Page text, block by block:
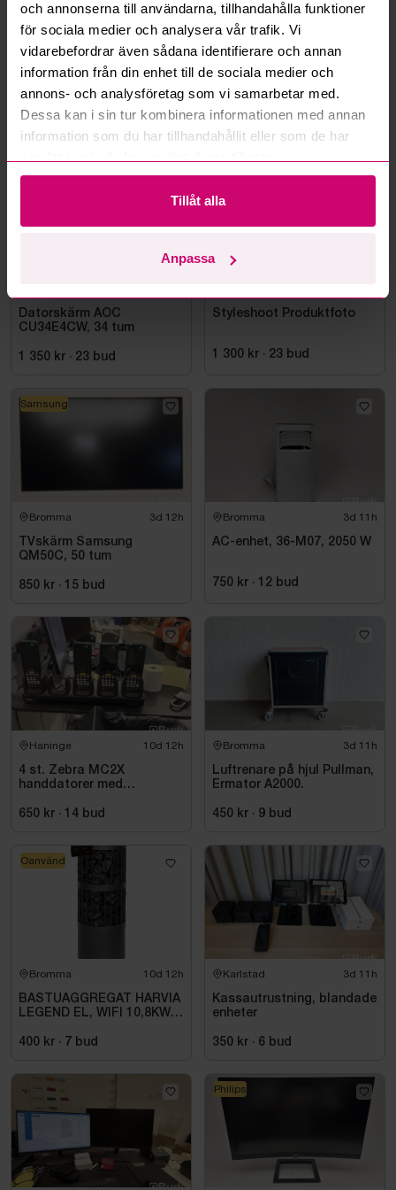
och annonserna till användarna, tillhandahålla funktioner
för sociala medier och analysera vår trafik. Vi
vidarebefordrar även sådana identifierare och annan
information från din enhet till de sociala medier och
annons- och analysföretag som vi samarbetar med.
Dessa kan i sin tur kombinera informationen med annan
information som du har tillhandahållit eller som de har
Tillåt alla
Anpassa
Kan ni frakta mina vunna objekt?
Läs fler frågor och svar
Mer från samma kategori
Datorskärm AOC
CU34E4CW, 34 tum
1 350 kr · 23 bud
Styleshoot Produktfoto
1 300 kr · 23 bud
Bromma 3d 12h
TVskärm Samsung
QM50C, 50 tum
850 kr · 15 bud
Samsung
Bromma 3d 11h
AC-enhet, 36-M07, 2050 W
750 kr · 12 bud
Haninge 10d 12h
4 st. Zebra MC2X
handdatorer med
650 kr · 14 bud
Bromma 3d 11h
Luftrenare på hjul Pullman,
Ermator A2000.
450 kr · 9 bud
Bromma 10d 12h
BASTUAGGREGAT HARVIA
LEGEND EL, WIFI 10,8KW
400 kr · 7 bud
Oanvänd
Karlstad 3d 11h
Kassautrustning, blandade
enheter
350 kr · 6 bud
Philips